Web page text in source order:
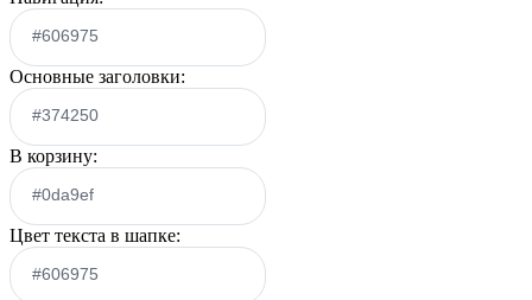
Основные заголовки:
В корзину:
Цвет текста в шапке: